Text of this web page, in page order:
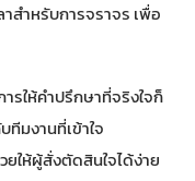
สำหรับการจราจร เพื่อ
รให้คำปรึกษาที่จริงใจก็
มงานที่เข้าใจ
ยให้ผู้สั่งตัดสินใจได้ง่าย